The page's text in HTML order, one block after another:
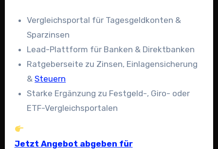
Vergleichsportal für Tagesgeldkonten &
Sparzinsen
Lead-Plattform für Banken & Direktbanken
Ratgeberseite zu Zinsen, Einlagensicherung
&Steuern
Starke Ergänzung zu Festgeld-, Giro- oder
ETF-Vergleichsportalen
Jetzt Angebot abgeben für